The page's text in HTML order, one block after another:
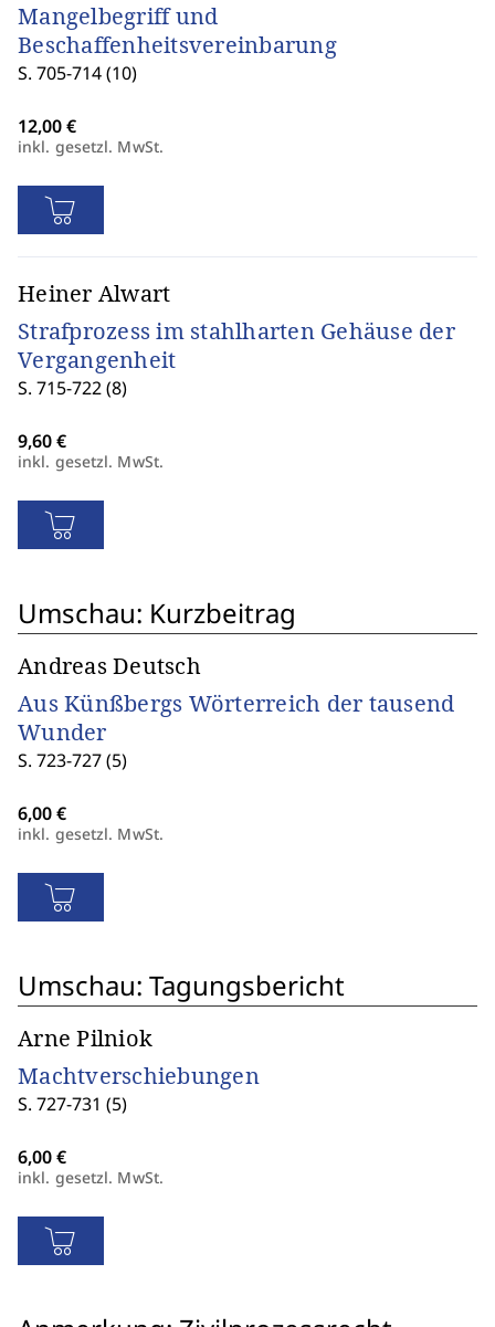
Mangelbegriff und
Beschaffenheitsvereinbarung
S. 705-714 (10)
inkl. gesetzl. MwSt.
Heiner Alwart
Strafprozess im stahlharten Gehäuse der
Vergangenheit
S. 715-722 (8)
inkl. gesetzl. MwSt.
Umschau: Kurzbeitrag
Andreas Deutsch
Aus Künßbergs Wörterreich der tausend
Wunder
S. 723-727 (5)
inkl. gesetzl. MwSt.
Umschau: Tagungsbericht
Arne Pilniok
Machtverschiebungen
S. 727-731 (5)
inkl. gesetzl. MwSt.